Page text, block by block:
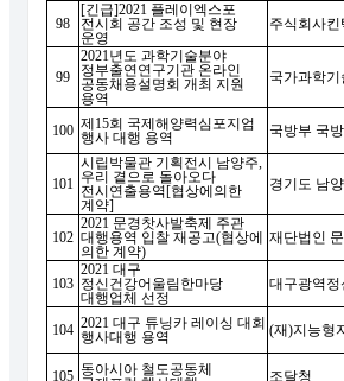
98
[긴급]2021 플레이엑스포
전시회 공간 조성 및 현장
운영
주식회사킨
99
2021년도 과학기술분야
정부출연연구기관 온라인
공동채용설명회 개최 지원
용역
국가과학기
100 제 15회 국제해양력심포지엄
행사 대행 용역
국방부 국
101
시립박물관 기획전시 남양주,
우리 곁으로 돌아오다
전시연출용역 [협상에의한
계약]
경기도 남양
102
2021 문경찻사발축제 주관
대행용역 입찰 재공고(협상에
의한 계약)
재단법인
103
2021 대구
정신건강어울림한마당
대행업체 선정
대구광역정
104 2021 대구 튜닝카 레이싱 대회
행사대행 용역
(재)지능형
105 동아시아 철도공동체
조달청